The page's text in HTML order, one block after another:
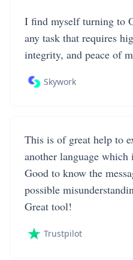
I find myself turning to
any task that requires
integrity, and peace of
Skywork
This is of great help to
another language
Good to know the
possible
Great tool!
Trustpilot